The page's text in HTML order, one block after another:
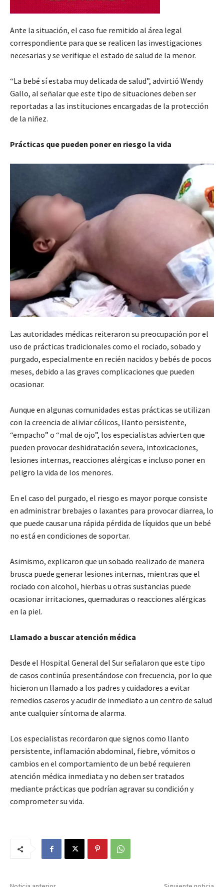
Ante la situación, el caso fue remitido al área legal
correspondiente para que se realicen las investigaciones
necesarias y se verifique el estado de salud de la menor.
“La bebé sí estaba muy delicada de salud”, advirtió Wendy
Gallo, al señalar que este tipo de situaciones deben ser
reportadas a las instituciones encargadas de la protección
de la niñez.
Prácticas que pueden poner en riesgo la vida
Las autoridades médicas reiteraron su preocupación por el
uso de prácticas tradicionales como el rociado, sobado y
purgado, especialmente en recién nacidos y bebés de pocos
meses, debido a las graves complicaciones que pueden
ocasionar.
Aunque en algunas comunidades estas prácticas se utilizan
con la creencia de aliviar cólicos, llanto persistente,
“empacho” o “mal de ojo”, los especialistas advierten que
pueden provocar deshidratación severa, intoxicaciones,
lesiones internas, reacciones alérgicas e incluso poner en
peligro la vida de los menores.
En el caso del purgado, el riesgo es mayor porque consiste
en administrar brebajes o laxantes para provocar diarrea, lo
que puede causar una rápida pérdida de líquidos que un bebé
no está en condiciones de soportar.
Asimismo, explicaron que un sobado realizado de manera
brusca puede generar lesiones internas, mientras que el
rociado con alcohol, hierbas u otras sustancias puede
ocasionar irritaciones, quemaduras o reacciones alérgicas
en la piel.
Llamado a buscar atención médica
Desde el Hospital General del Sur señalaron que este tipo
de casos continúa presentándose con frecuencia, por lo que
hicieron un llamado a los padres y cuidadores a evitar
remedios caseros y acudir de inmediato a un centro de salud
ante cualquier síntoma de alarma.
Los especialistas recordaron que signos como llanto
persistente, inflamación abdominal, fiebre, vómitos o
cambios en el comportamiento de un bebé requieren
atención médica inmediata y no deben ser tratados
mediante prácticas que podrían agravar su condición y
comprometer su vida.